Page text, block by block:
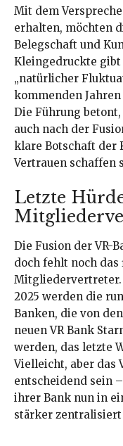
Mit dem
erhalten, möchten
Belegschaft und
Kleingedruckte gibt
„natürlicher
kommenden
Die Führung
auch nach der
klare Botschaft der
Vertrauen schaffen
Letzte
Die Fusion der VR-
doch fehlt noch das
Mitgliedervertreter.
2025 werden die
Banken, die von
neuen VR Bank
werden, das letzte
Vielleicht, aber das
entscheidend sein
ihrer Bank nun in
stärker